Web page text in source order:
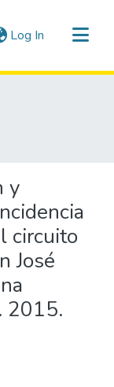
Log In (current)
y
circuito
José
2015.